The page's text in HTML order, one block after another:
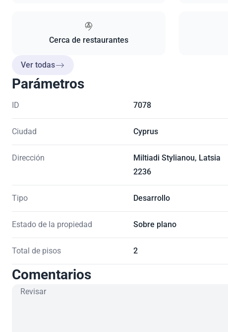
Cerca de restaurantes
Ver todas
Parámetros
ID 7078
Ciudad Cyprus
Dirección
Miltiadi Stylianou, Latsia
2236
Tipo Desarrollo
Estado de la propiedad Sobre plano
Total de pisos 2
Comentarios